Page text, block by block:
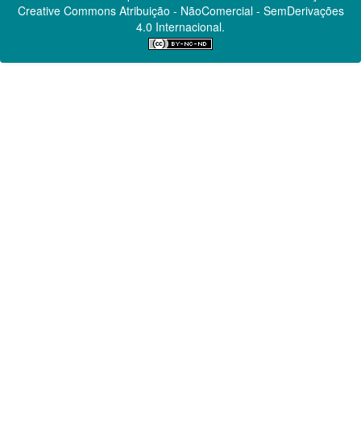
Creative CommonsAtribuição - NãoComercial - SemDerivações
4.0 Internacional.